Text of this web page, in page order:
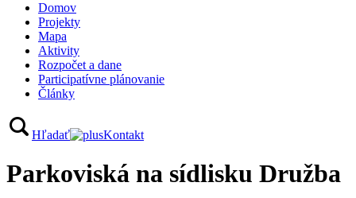
Domov
Projekty
Mapa
Aktivity
Rozpočet a dane
Participatívne plánovanie
Články
Hľadať Kontakt
Parkoviská na sídlisku Družba